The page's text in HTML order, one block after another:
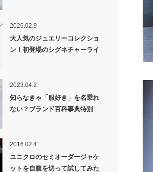
2026.02.9
大人気のジュエリーコレクショ
ン！初登場のシグネチャーライ
山「OX JEWELRy 」一挙発
売！
2023.04.2
知らなきゃ「服好き」を名乗れ
ない？ブランド百科事典特別
ます！
2016.02.4
ユニクロのセミオーダージャケ
ットを自腹を切って試してみた